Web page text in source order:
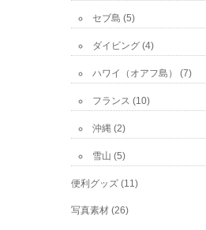
セブ島 (5)
ダイビング (4)
ハワイ（オアフ島） (7)
フランス (10)
沖縄 (2)
雪山 (5)
便利グッズ (11)
写真素材 (26)